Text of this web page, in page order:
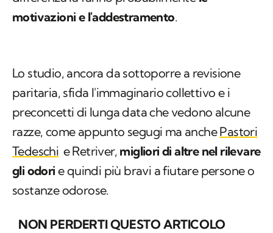
motivazioni e l'addestramento.
Lo studio, ancora da sottoporre a revisione
paritaria, sfida l'immaginario collettivo e i
preconcetti di lunga data che vedono alcune
razze, come appunto segugi ma anchePastori
Tedeschi e Retriver, migliori di altre nel rilevare
gli odori e quindi più bravi a fiutare persone o
sostanze odorose.
NON PERDERTI QUESTO ARTICOLO